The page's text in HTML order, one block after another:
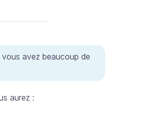
avez beaucoup de
aurez :